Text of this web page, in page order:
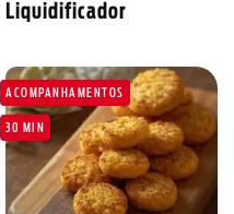
Liquidificador
ACOMPANHAMENTOS
30 MIN